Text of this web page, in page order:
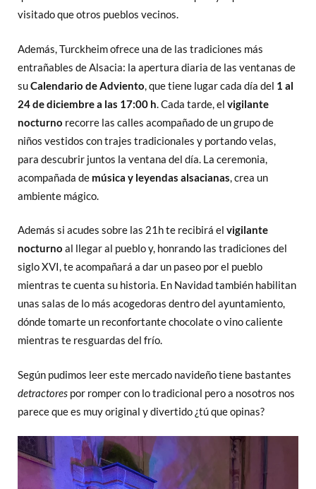
visitado que otros pueblos vecinos.
Además, Turckheim ofrece una de las tradiciones más
entrañables de Alsacia: la apertura diaria de las ventanas de
suCalendario de Adviento, que tiene lugar cada día del 1 al
24 de diciembre a las 17:00 h. Cada tarde, el vigilante
nocturno recorre las calles acompañado de un grupo de
niños vestidos con trajes tradicionales y portando velas,
para descubrir juntos la ventana del día. La ceremonia,
acompañada de música y leyendas alsacianas, crea un
ambiente mágico.
Además si acudes sobre las 21h te recibirá el vigilante
nocturno al llegar al pueblo y, honrando las tradiciones del
siglo XVI, te acompañará a dar un paseo por el pueblo
mientras te cuenta su historia. En Navidad también habilitan
unas salas de lo más acogedoras dentro del ayuntamiento,
dónde tomarte un reconfortante chocolate o vino caliente
mientras te resguardas del frío.
Según pudimos leer este mercado navideño tiene bastantes
detractores por romper con lo tradicional pero a nosotros nos
parece que es muy original y divertido ¿tú que opinas?